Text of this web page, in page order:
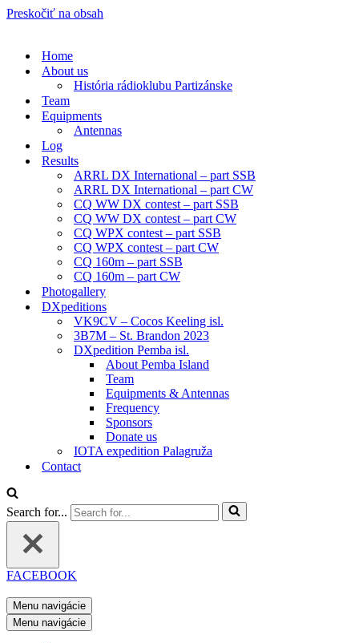
Preskočiť na obsah
Home
About us
História rádioklubu Partizánske
Team
Equipments
Antennas
Log
Results
ARRL DX International – part SSB
ARRL DX International – part CW
CQ WW DX contest – part SSB
CQ WW DX contest – part CW
CQ WPX contest – part SSB
CQ WPX contest – part CW
CQ 160m – part SSB
CQ 160m – part CW
Photogallery
DXpeditions
VK9CV – Cocos Keeling isl.
3B7M – St. Brandon 2023
DXpedition Pemba isl.
About Pemba Island
Team
Equipments & Antennas
Frequency
Sponsors
Donate us
IOTA expedition Palagruža
Contact
Search for...
FACEBOOK
Menu navigácie
Menu navigácie